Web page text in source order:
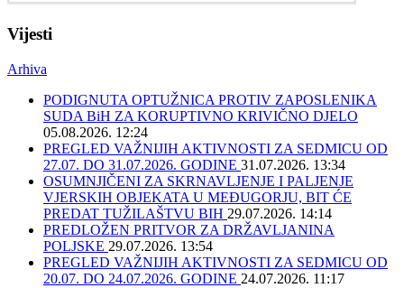
Vijesti
Arhiva
PODIGNUTA OPTUŽNICA PROTIV ZAPOSLENIKA
SUDA BiH ZA KORUPTIVNO KRIVIČNO DJELO
05.08.2026. 12:24
PREGLED VAŽNIJIH AKTIVNOSTI ZA SEDMICU OD
27.07. DO 31.07.2026. GODINE 31.07.2026. 13:34
OSUMNJIČENI ZA SKRNAVLJENJE I PALJENJE
VJERSKIH OBJEKATA U MEĐUGORJU, BIT ĆE
PREDAT TUŽILAŠTVU BIH 29.07.2026. 14:14
PREDLOŽEN PRITVOR ZA DRŽAVLJANINA
POLJSKE 29.07.2026. 13:54
PREGLED VAŽNIJIH AKTIVNOSTI ZA SEDMICU OD
20.07. DO 24.07.2026. GODINE 24.07.2026. 11:17